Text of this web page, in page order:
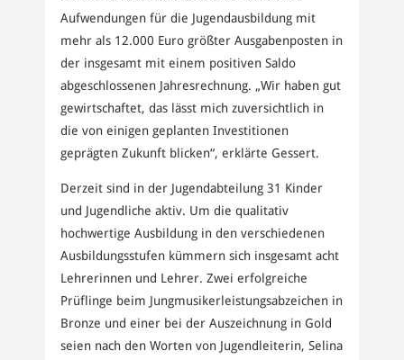
Aufwendungen für die Jugendausbildung mit
mehr als 12.000 Euro größter Ausgabenposten in
der insgesamt mit einem positiven Saldo
abgeschlossenen Jahresrechnung. „Wir haben gut
gewirtschaftet, das lässt mich zuversichtlich in
die von einigen geplanten Investitionen
geprägten Zukunft blicken“, erklärte Gessert.
Derzeit sind in der Jugendabteilung 31 Kinder
und Jugendliche aktiv. Um die qualitativ
hochwertige Ausbildung in den verschiedenen
Ausbildungsstufen kümmern sich insgesamt acht
Lehrerinnen und Lehrer. Zwei erfolgreiche
Prüflinge beim Jungmusikerleistungsabzeichen in
Bronze und einer bei der Auszeichnung in Gold
seien nach den Worten von Jugendleiterin, Selina